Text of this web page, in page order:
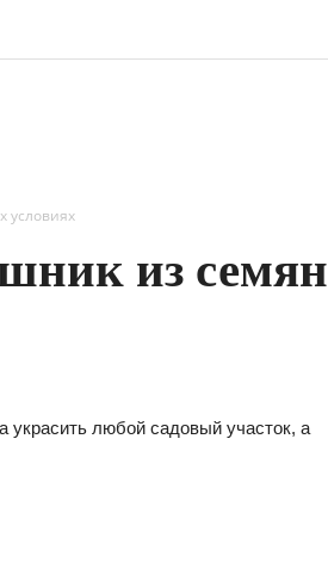
условиях
из семян
украсить любой садовый участок, а